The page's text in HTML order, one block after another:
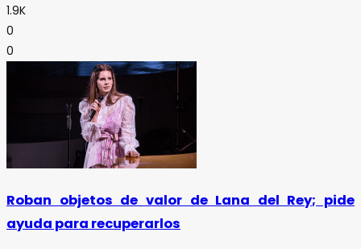
1.9K
0
0
Roban objetos de valor de Lana del Rey; pide
ayuda para recuperarlos